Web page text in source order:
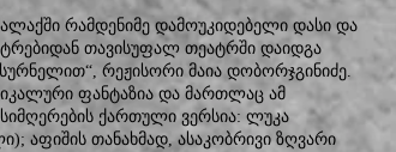
რამდენიმე დამოუკიდებელი დასი და
თავისუფალ თეატრში დაიდგა
რეჟისორი მაია დობორჯგინიძე.
ფანტაზია და მართლაც ამ
ქართული ვერსია: ლუკა
აფიშის თანახმად, ასაკობრივი ზღვარი